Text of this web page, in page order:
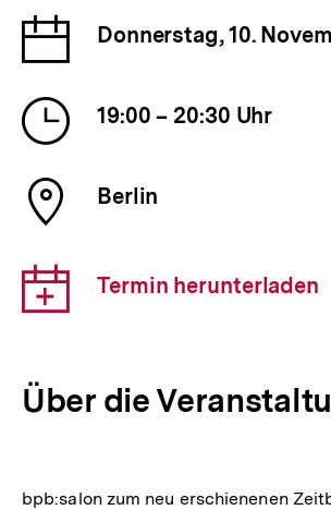
Datum
der
Donnerstag, 10.
Uhrzeit
der
19:00 – 20:30 Uhr
Ort
der
Berlin
Download-
Link:
Termin herunterladen
Über die
bpb:salon zum neu erschienenen